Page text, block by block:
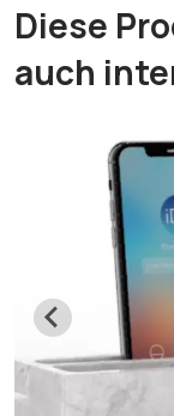
Diese
auch